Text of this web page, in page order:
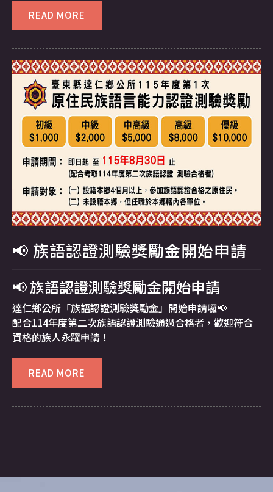
READ MORE
📢 族語認證測驗獎勵金開始申請
📢 族語認證測驗獎勵金開始申請
達仁鄉公所「族語認證測驗獎勵金」開始申請囉📢
配合114年度第二次族語認證測驗通過合格者，歡迎符合
資格的族人永躍申請！
READ MORE